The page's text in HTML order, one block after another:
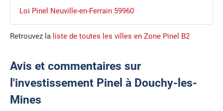
Loi Pinel Neuville-en-Ferrain 59960
Retrouvez la liste de toutes les villes en Zone Pinel B2
Avis et commentaires sur
l'investissement Pinel à Douchy-les-
Mines